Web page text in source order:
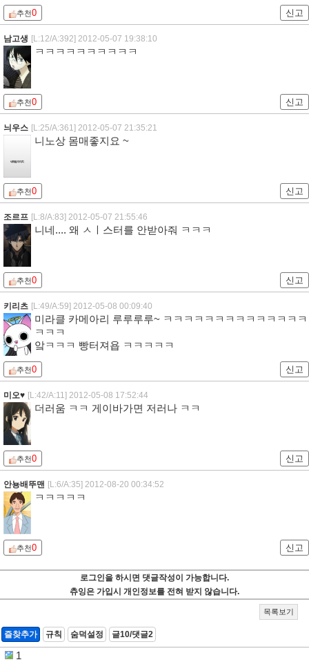
추천0 신고
남고생 [L:12/A:392] 2012-05-07 19:38:10
ㅋㅋㅋㅋㅋㅋㅋㅋㅋㅋ
추천0 신고
늬우스 [L:25/A:361] 2012-05-07 21:35:21
니노상 몸매좋지요 ~
추천0 신고
조르프 [L:8/A:83] 2012-05-07 21:55:46
니네.... 왜 ㅅㅣ스터를 안받아줘 ㅋㅋㅋ
추천0 신고
키리츠 [L:49/A:59] 2012-05-08 00:09:40
미라클 카메아리 루루루루~ ㅋㅋㅋㅋㅋㅋㅋㅋㅋㅋㅋㅋㅋㅋ
ㅋㅋㅋ
앜ㅋㅋㅋ 빵터져욥 ㅋㅋㅋㅋㅋ
추천0 신고
미오♥ [L:42/A:11] 2012-05-08 17:52:44
더러움 ㅋㅋ 게이바가면 저러나 ㅋㅋ
추천0 신고
안뇽배뚜맨 [L:6/A:35] 2012-08-20 00:34:52
ㅋㅋㅋㅋㅋ
추천0 신고
로그인을 하시면 댓글작성이 가능합니다.
츄잉은 가입시 개인정보를 전혀 받지 않습니다.
목록보기
즐찾추가 규칙 숨덕설정 글10/댓글2
1